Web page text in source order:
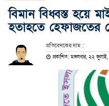
বিমান বিধ্বস্ত হয়ে
হতাহতে হেফাজতের
প্রতিবেদকের নাম :
প্রকাশিত: মঙ্গলবার, ২২